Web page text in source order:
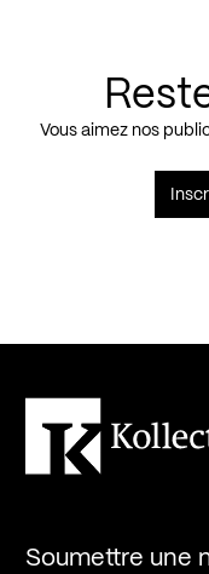
Vous aimez nos
Soumettre une